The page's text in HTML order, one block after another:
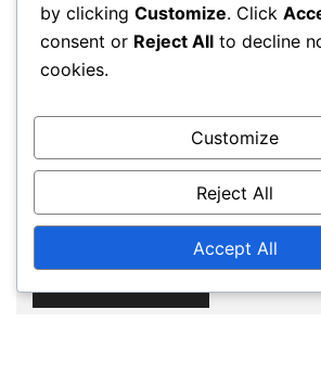
Website
Save my name, email, and
browser for the next time I
by clicking Customize. Click
consent or Reject All to decline
cookies.
Customize
Reject All
Accept All